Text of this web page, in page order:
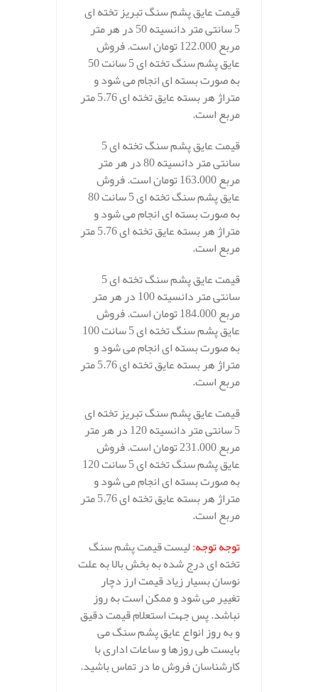
قیمت عایق پشم سنگ تبریز تخته ای
5 سانتی متر دانسیته 50 در هر متر
مربع 122.000 تومان است. فروش
عایق پشم سنگ تخته ای 5 سانت 50
به صورت بسته ای انجام می شود و
متراژ هر بسته عایق تخته ای 5.76 متر
مربع است.
قیمت عایق پشم سنگ تخته ای 5
سانتی متر دانسیته 80 در هر متر
مربع 163.000 تومان است. فروش
عایق پشم سنگ تخته ای 5 سانت 80
به صورت بسته ای انجام می شود و
متراژ هر بسته عایق تخته ای 5.76 متر
مربع است.
قیمت عایق پشم سنگ تخته ای 5
سانتی متر دانسیته 100 در هر متر
مربع 184.000 تومان است. فروش
عایق پشم سنگ تخته ای 5 سانت 100
به صورت بسته ای انجام می شود و
متراژ هر بسته عایق تخته ای 5.76 متر
مربع است.
قیمت عایق پشم سنگ تبریز تخته ای
5 سانتی متر دانسیته 120 در هر متر
مربع 231.000 تومان است. فروش
عایق پشم سنگ تخته ای 5 سانت 120
به صورت بسته ای انجام می شود و
متراژ هر بسته عایق تخته ای 5.76 متر
مربع است.
توجه توجه:لیست قیمت پشم سنگ
تخته ای درج شده به بخش بالا به علت
نوسان بسیار زیاد قیمت ارز دچار
تغییر می شود و ممکن است به روز
نباشد. پس جهت استعلام قیمت دقیق
و به روز انواع عایق پشم سنگ می
بایست طی روزها و ساعات اداری با
کارشناسان فروش ما در تماس باشید.